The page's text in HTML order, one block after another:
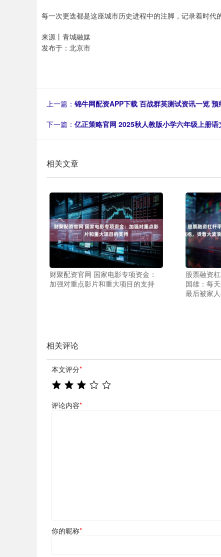
每一次更迭都是这座城市历史进程中的注脚，记录着时代
来源丨青城融媒
发布于：北京市
上一篇： 锦牛网配资APP下载 百战群英测试资讯一览 预
下一篇： 亿正策略官网 2025秋人教版小学六年级上册
相关文章
财聚配资官网 国家电影专项资金：
加强对重点影片和重大项目的支持
股票融资
国雄：每
最后被家
相关评论
本文评分*
评论内容*
你的昵称*